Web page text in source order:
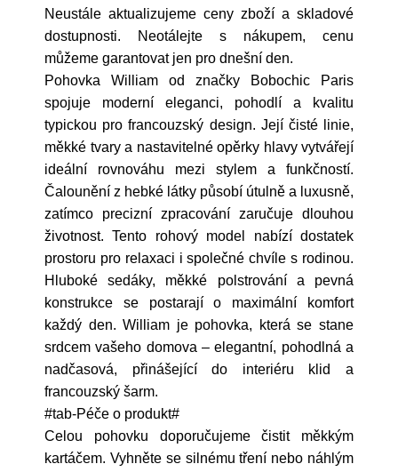
Neustále aktualizujeme ceny zboží a skladové
dostupnosti. Neotálejte s nákupem, cenu
můžeme garantovat jen pro dnešní den.
Pohovka William od značky Bobochic Paris
spojuje moderní eleganci, pohodlí a kvalitu
typickou pro francouzský design. Její čisté linie,
měkké tvary a nastavitelné opěrky hlavy vytvářejí
ideální rovnováhu mezi stylem a funkčností.
Čalounění z hebké látky působí útulně a luxusně,
zatímco precizní zpracování zaručuje dlouhou
životnost. Tento rohový model nabízí dostatek
prostoru pro relaxaci i společné chvíle s rodinou.
Hluboké sedáky, měkké polstrování a pevná
konstrukce se postarají o maximální komfort
každý den. William je pohovka, která se stane
srdcem vašeho domova – elegantní, pohodlná a
nadčasová, přinášející do interiéru klid a
francouzský šarm.
#tab-Péče o produkt#
Celou pohovku doporučujeme čistit měkkým
kartáčem. Vyhněte se silnému tření nebo náhlým